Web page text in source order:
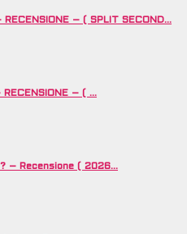
RECENSIONE – ( SPLIT SECOND…
RECENSIONE – ( …
– Recensione ( 2026…